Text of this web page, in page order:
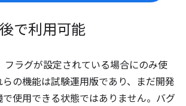
で利用可能
フラグが設定されている場合にのみ使
の機能は試験運用版であり、まだ開発
で使用できる状態ではありません。バグ